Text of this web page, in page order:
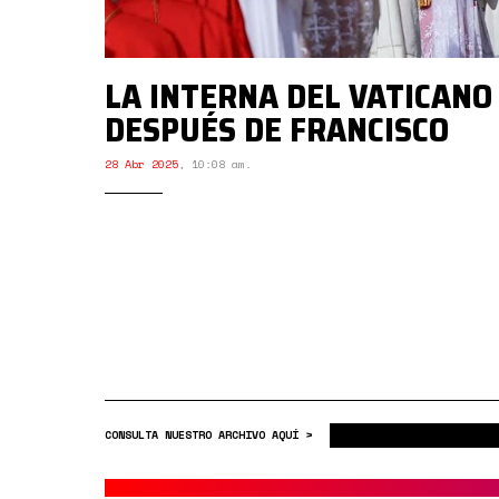
LA INTERNA DEL VATICANO
DESPUÉS DE FRANCISCO
28 Abr 2025, 10:08 am.
CONSULTA NUESTRO ARCHIVO AQUÍ >